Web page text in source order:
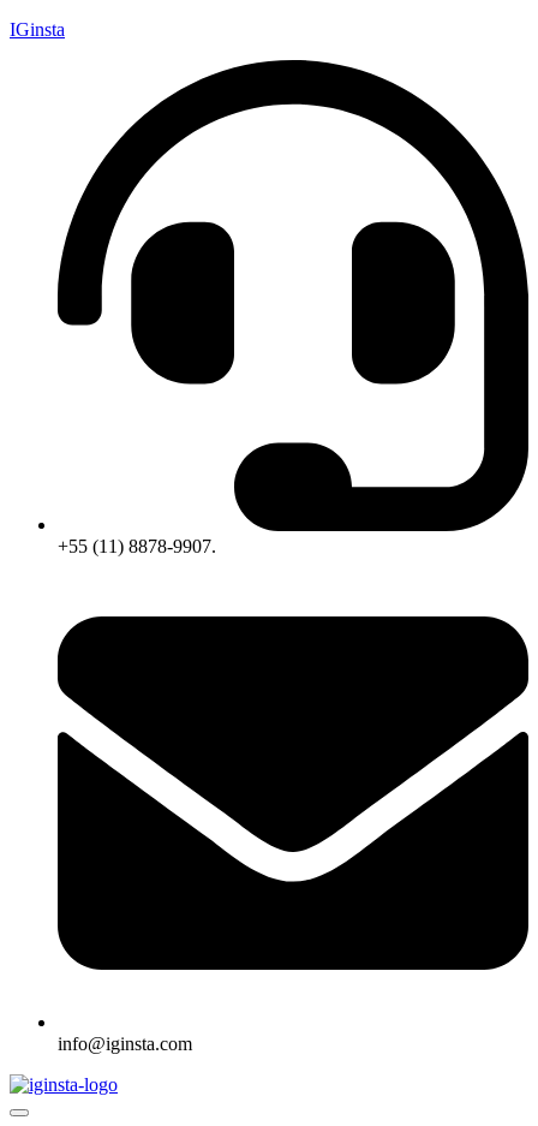
IGinsta
+55 (11) 8878-9907.
info@iginsta.com